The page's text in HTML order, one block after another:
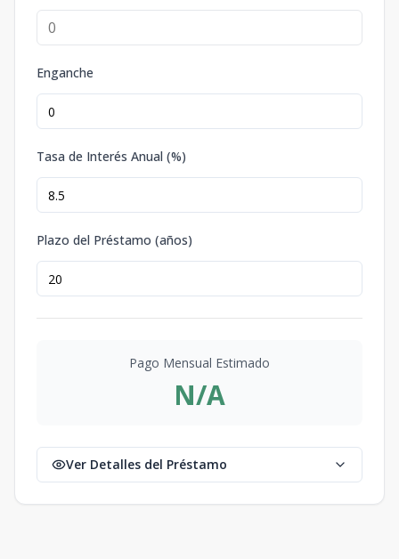
Enganche
Tasa de Interés Anual (%)
Plazo del Préstamo (años)
Pago Mensual Estimado
N/A
Ver Detalles del Préstamo